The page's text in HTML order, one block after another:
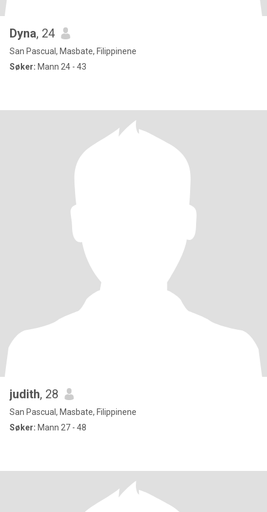
Dyna, 24
San Pascual, Masbate, Filippinene
Søker: Mann 24 - 43
judith, 28
San Pascual, Masbate, Filippinene
Søker: Mann 27 - 48